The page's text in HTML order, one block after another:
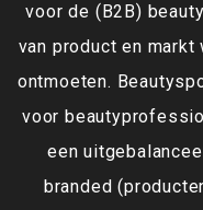
voor de (B2B)
van product en markt
ontmoeten.
voor
een
branded